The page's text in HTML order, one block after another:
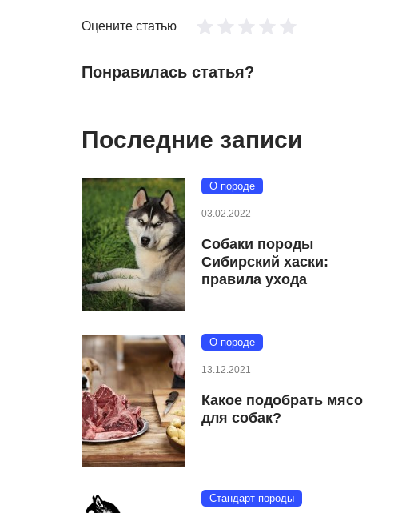
Оцените статью
Понравилась статья?
Последние записи
О породе
03.02.2022
Собаки породы
Сибирский хаски:
правила ухода
О породе
13.12.2021
Какое подобрать мясо
для собак?
Cтандарт породы